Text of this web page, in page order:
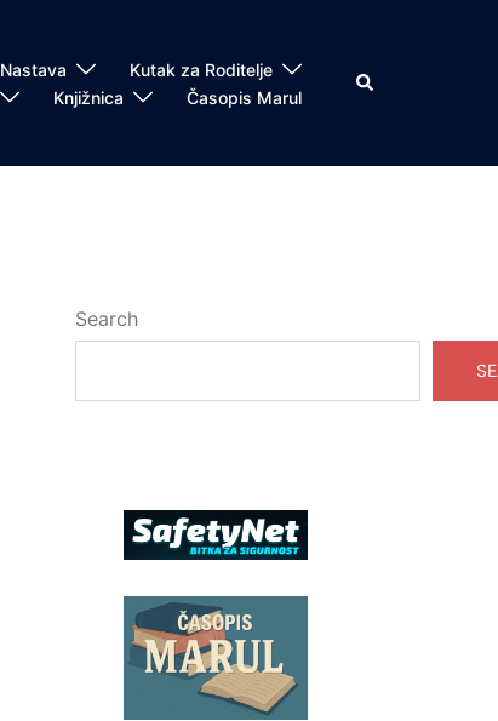
Nastava
Kutak za Roditelje
Knjižnica Časopis Marul
Search
Search